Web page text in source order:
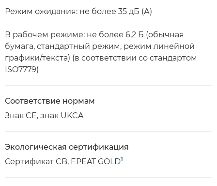
Режим ожидания: не более 35 дБ (А)
В рабочем режиме: не более 6,2 Б (обычная
бумага, стандартный режим, режим линейной
графики/текста) (в соответствии со стандартом
ISO7779)
Соответствие нормам
Знак CE, знак UKCA
Экологическая сертификация
Сертификат CB, EPEAT GOLD1